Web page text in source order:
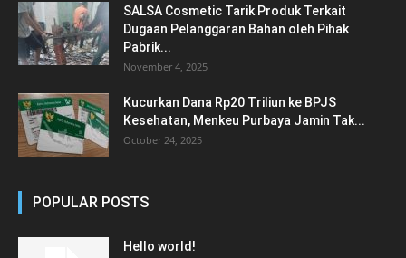
SALSA Cosmetic Tarik Produk Terkait
Dugaan Pelanggaran Bahan oleh Pihak
Pabrik...
November 4, 2025
Kucurkan Dana Rp20 Triliun ke BPJS
Kesehatan, Menkeu Purbaya Jamin Tak...
October 24, 2025
POPULAR POSTS
Hello world!